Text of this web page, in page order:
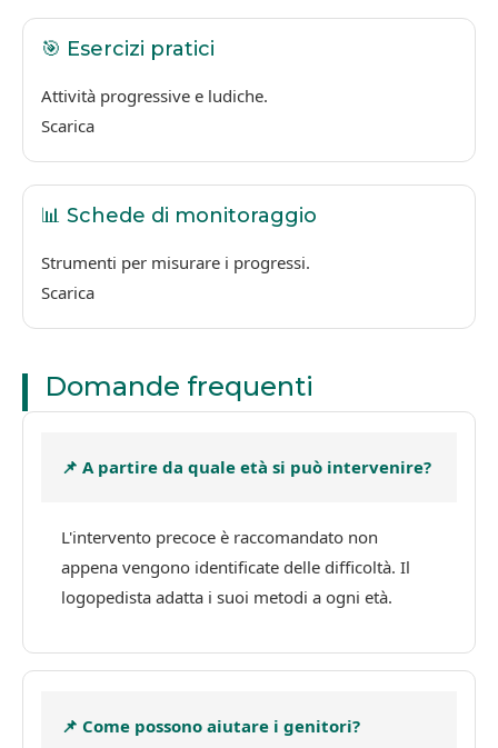
🎯 Esercizi pratici
Attività progressive e ludiche.
Scarica
📊 Schede di monitoraggio
Strumenti per misurare i progressi.
Scarica
Domande frequenti
📌 A partire da quale età si può intervenire?
L'intervento precoce è raccomandato non
appena vengono identificate delle difficoltà. Il
logopedista adatta i suoi metodi a ogni età.
📌 Come possono aiutare i genitori?